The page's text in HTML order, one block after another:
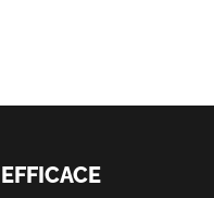
EFFICACE